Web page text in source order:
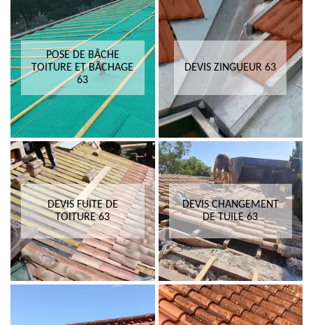
POSE DE BÂCHE
TOITURE ET BÂCHAGE
63
DEVIS ZINGUEUR 63
DEVIS FUITE DE
TOITURE 63
DEVIS CHANGEMENT
DE TUILE 63